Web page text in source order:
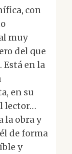
con
muy
del que
Está en la
en su
lector…
la obra y
de forma
y